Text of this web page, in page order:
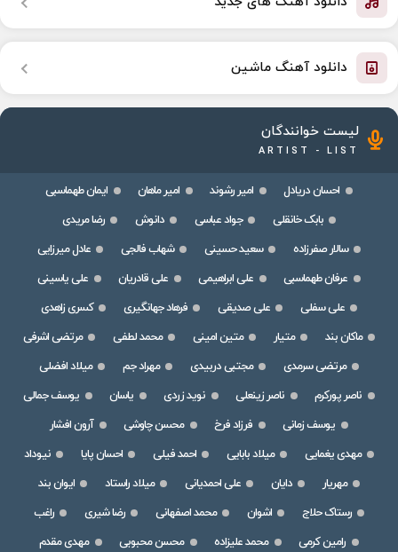
دانلود آهنگ ماشین
لیست خوانندگان
ARTIST - LIST
احسان دریادل امیر رشوند امیر ماهان
ایمان طهماسبی
بابک خانقلی
جواد عباسی دانوش
رضا مریدی
سالار صفرزاده
سعید حسینی شهاب فالجی
عادل میرزایی
عرفان طهماسبی
علی ابراهیمی علی قادریان
علی یاسینی
علی سفلی
علی صدیقی فرهاد جهانگیری
کسری زاهدی
ماکان بند
متیار متین امینی محمد لطفی
مرتضی اشرفی
مرتضی سرمدی
مجتبی دربیدی مهراد جم
میلاد افضلی
ناصر پورکرم
ناصر زینعلی نوید زردی یاسان
یوسف جمالی
یوسف زمانی
فرزاد فرخ محسن چاوشی
آرون افشار
مهدی یغمایی
میلاد بابایی احمد فیلی احسان پایا
نیوداد
مهریار
دایان علی احمدیانی میلاد راستاد
ایوان بند
رستاک حلاج
اشوان محمد اصفهانی رضا شیری
راغب
رامین کرمی
محمد علیزاده محسن محبوبی
مهدی مقدم